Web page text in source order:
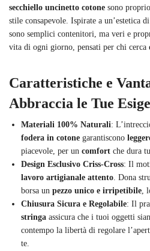
secchiello uncinetto cotone sono
stile consapevole. Ispirate a un’estetica di
sono semplici contenitori, ma veri e
vita di ogni giorno, pensati per chi cerca
Caratteristiche e
Abbraccia le Tue
Materiali 100% Naturali:
fodera in cotone garantiscono
piacevole, per un comfort che dura
Design Esclusivo Criss-Cross: Il
lavoro artigianale attento. Dona
borsa un pezzo unico e irripetibile,
Chiusura Sicura e Regolabile: Il
stringa assicura che i tuoi oggetti
contempo la libertà di regolare
te.